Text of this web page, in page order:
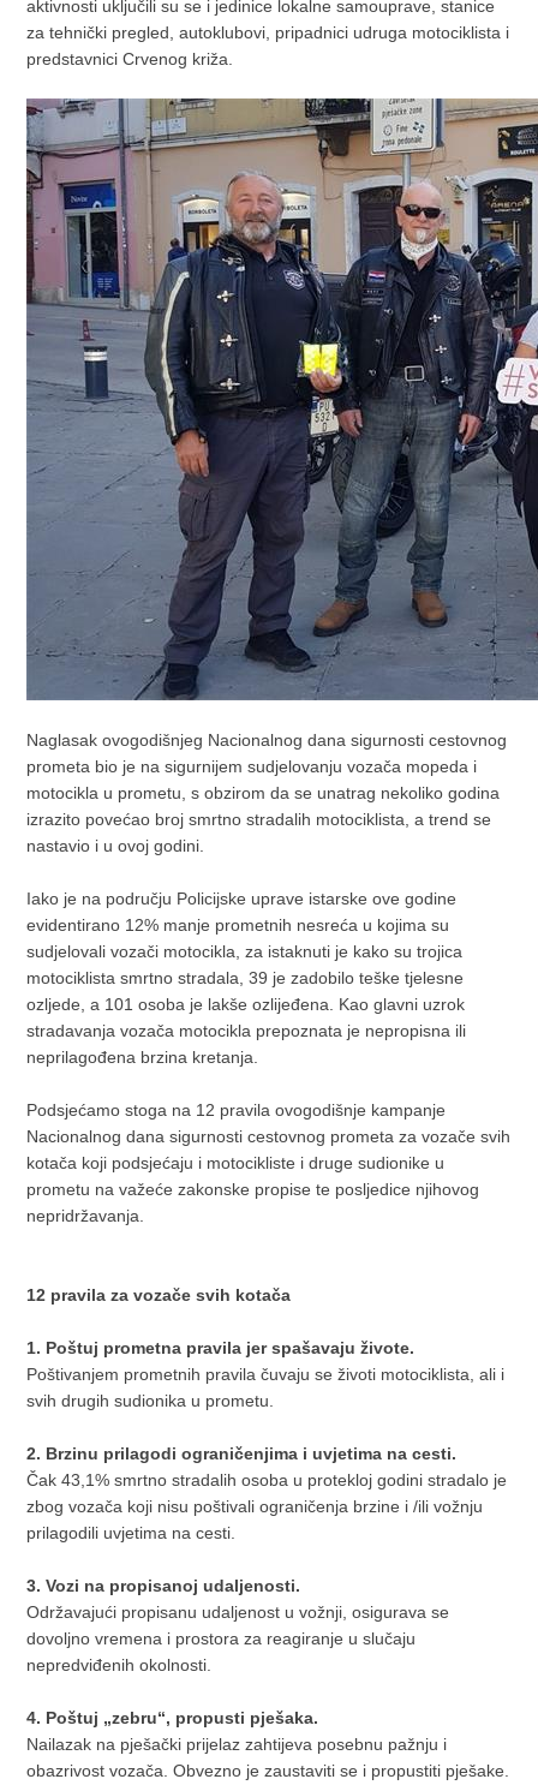
aktivnosti uključili su se i jedinice lokalne samouprave, stanice
za tehnički pregled, autoklubovi, pripadnici udruga motociklista i
predstavnici Crvenog križa.
Naglasak ovogodišnjeg Nacionalnog dana sigurnosti cestovnog
prometa bio je na sigurnijem sudjelovanju vozača mopeda i
motocikla u prometu, s obzirom da se unatrag nekoliko godina
izrazito povećao broj smrtno stradalih motociklista, a trend se
nastavio i u ovoj godini.
Iako je na području Policijske uprave istarske ove godine
evidentirano 12% manje prometnih nesreća u kojima su
sudjelovali vozači motocikla, za istaknuti je kako su trojica
motociklista smrtno stradala, 39 je zadobilo teške tjelesne
ozljede, a 101 osoba je lakše ozlijeđena. Kao glavni uzrok
stradavanja vozača motocikla prepoznata je nepropisna ili
neprilagođena brzina kretanja.
Podsjećamo stoga na 12 pravila ovogodišnje kampanje
Nacionalnog dana sigurnosti cestovnog prometa za vozače svih
kotača koji podsjećaju i motocikliste i druge sudionike u
prometu na važeće zakonske propise te posljedice njihovog
nepridržavanja.
12 pravila za vozače svih kotača
1. Poštuj prometna pravila jer spašavaju živote.
Poštivanjem prometnih pravila čuvaju se životi motociklista, ali i
svih drugih sudionika u prometu.
2. Brzinu prilagodi ograničenjima i uvjetima na cesti.
Čak 43,1% smrtno stradalih osoba u protekloj godini stradalo je
zbog vozača koji nisu poštivali ograničenja brzine i /ili vožnju
prilagodili uvjetima na cesti.
3. Vozi na propisanoj udaljenosti.
Održavajući propisanu udaljenost u vožnji, osigurava se
dovoljno vremena i prostora za reagiranje u slučaju
nepredviđenih okolnosti.
4. Poštuj „zebru“, propusti pješaka.
Nailazak na pješački prijelaz zahtijeva posebnu pažnju i
obazrivost vozača. Obvezno je zaustaviti se i propustiti pješake.